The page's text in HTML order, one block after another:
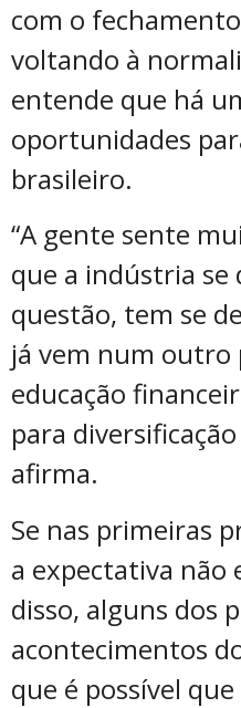
com o
voltando à
entende que há
oportunidades
brasileiro.
“A gente sente
que a indústria se
questão, tem se
já vem num outro
educação
para
afirma.
Se nas primeiras
a expectativa
disso, alguns dos
acontecimentos
que é possível